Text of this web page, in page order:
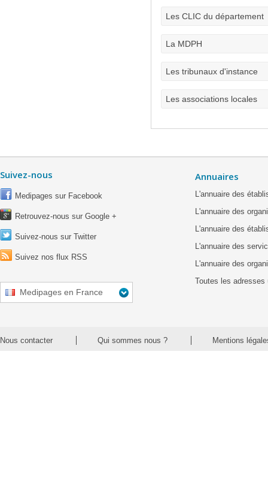
Les CLIC du département
La MDPH
Les tribunaux d'instance
Les associations locales
Suivez-nous
Medipages sur Facebook
Retrouvez-nous sur Google +
Suivez-nous sur Twitter
Suivez nos flux RSS
Medipages en France
Annuaires
L'annuaire des
L'annuaire des
L'annuaire des
L'annuaire des
L'annuaire des
Toutes les adresses
Nous contacter Qui sommes nous ? Mentions